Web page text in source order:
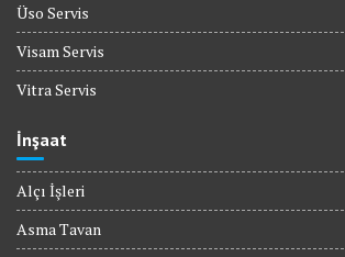
Üso Servis
Visam Servis
Vitra Servis
İnşaat
Alçı İşleri
Asma Tavan